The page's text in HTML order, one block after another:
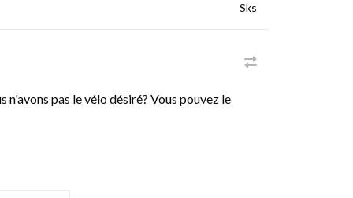
Sks
n'avons pas le vélo désiré? Vous pouvez le